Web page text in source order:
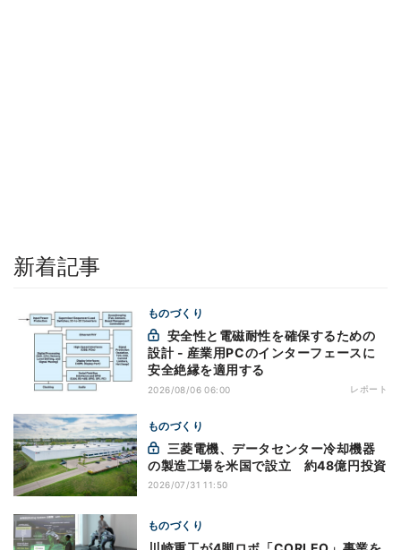
新着記事
ものづくり
設計 - 産業用PCのインターフェースに
安全絶縁を適用する
2026/08/06 06:00 レポート
ものづくり
の製造工場を米国で設立 約48億円投資
2026/07/31 11:50
ものづくり